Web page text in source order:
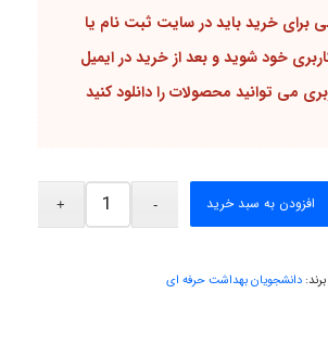
hosein abdolvand
emami
برای خرید باید در سایت ثبت نام یا
خود شوید و بعد از خرید در ایمیل
می توانید محصولات را دانلود کنید
افزودن به سبد خرید
برند: دانشجویان بهداشت حرفه ای